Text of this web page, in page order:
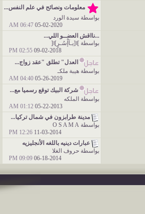
معلومات ونصائح في علم النفس...
بواسطة سيدة الورد
05-02-2020
06:47 AM
...نااقش العضــو اللي...
بواسطة ]ǁ[يـآإْسُـرٍ]ǁ[
09-02-2018
02:55 PM
العدل" تطلق "عقد زواج...
بواسطة هيبة ملكـ
05-26-2019
04:40 AM
شركة البيك توقع رسميا مع...
بواسطة الملكه
05-22-2013
01:12 AM
مدينة طرابزون في شمال تركيا...
بواسطة O S A M A
11-03-2014
12:26 PM
عبارات دينيه باللغه الأنجليزيه
بواسطة حروف الغلا
06-18-2014
09:09 PM